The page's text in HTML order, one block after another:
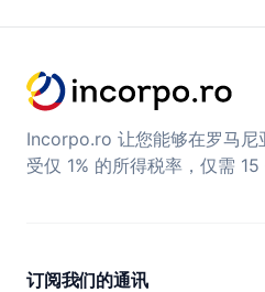
Incorpo.ro 让您能够在罗马尼
受仅 1% 的所得税率，仅需 15
订阅我们的通讯